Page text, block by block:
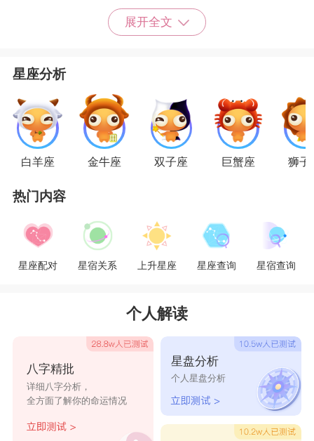
第三名：摩羯男
吻不适合在公共场合进行，但是大胆热辣的摩羯男
不在乎这些，对他们喜欢的女孩。他们会爱的执
着，爱的疯狂。当两个人离别时，在火车站，飞机
场，熙熙攘攘众目睽睽之下，他们都会忘情地投入
星座乐原创文章，转载需注明出处
展开全文
星座分析
白羊座 金牛座 双子座 巨蟹座 狮子
热门内容
星座配对 星宿关系 上升星座 星座查询 星宿查询
个人解读
八字精批
详细八字分析，
全方面了解你的命运情况
星盘分析
个人星盘分析